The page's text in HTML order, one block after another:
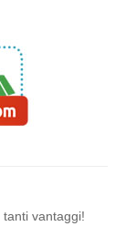
vantaggi!